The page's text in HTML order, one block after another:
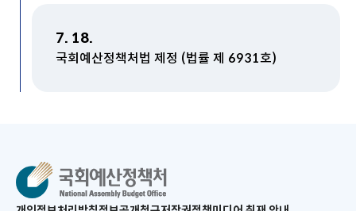
7. 18.
국회예산정책처법 제정 (법률 제 6931호)